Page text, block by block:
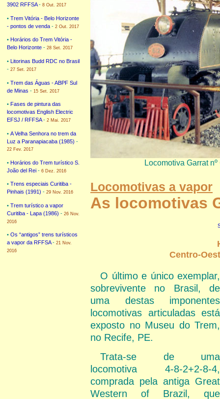
3902 RFFSA- 8 Out. 2017
• Trem Vitória - Belo Horizonte
- pontos de venda - 2 Out. 2017
• Horários do Trem Vitória -
Belo Horizonte - 28 Set. 2017
• Litorinas Budd RDC no Brasil
- 27 Set. 2017
• Trem das Águas - ABPF Sul
de Minas - 15 Set. 2017
• Fases de pintura das
locomotivas English Electric
EFSJ / RFFSA- 2 Mai. 2017
• A Velha Senhora no trem da
Luz a Paranapiacaba (1985) -
22 Fev. 2017
• Horários do Trem turístico S.
João del Rei - 6 Dez. 2016
• Trens especiais Curitiba -
Pinhais (1991) - 29 Nov. 2016
• Trem turístico a vapor
Curitiba - Lapa (1986) - 26 Nov.
2016
• Os “antigos” trens turísticos
a vapor da RFFSA- 21 Nov.
2016
Locomotiva Garrat
Locomotivas a vapor
As locomotivas
Centro-
O último e único exemplar,
sobrevivente no Brasil, de
uma destas imponentes
locomotivas articuladas está
exposto no Museu do Trem,
no Recife, PE.
Trata-se de uma
locomotiva 4-8-2+2-8-4,
comprada pela antiga Great
Western of Brazil, que